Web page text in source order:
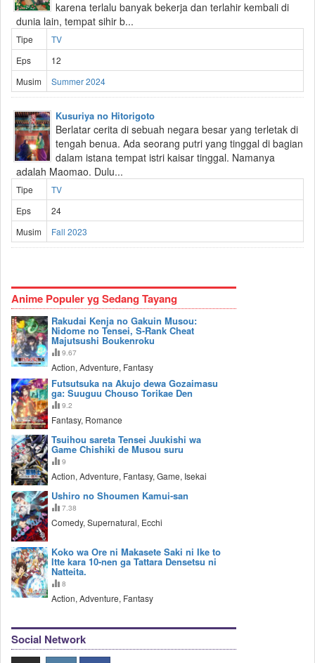
karena terlalu banyak bekerja dan terlahir kembali di
dunia lain, tempat sihir b...
Tipe
TV
Eps
12
Musim
Summer 2024
Kusuriya no Hitorigoto
Berlatar cerita di sebuah negara besar yang terletak di
tengah benua. Ada seorang putri yang tinggal di bagian
dalam istana tempat istri kaisar tinggal. Namanya
adalah Maomao. Dulu...
Tipe
TV
Eps
24
Musim
Fall 2023
Anime Populer yg Sedang Tayang
Rakudai Kenja no Gakuin Musou:
Nidome no Tensei, S-Rank Cheat
Majutsushi Boukenroku
9.67
Action, Adventure, Fantasy
Futsutsuka na Akujo dewa Gozaimasu
ga: Suuguu Chouso Torikae Den
9.2
Fantasy, Romance
Tsuihou sareta Tensei Juukishi wa
Game Chishiki de Musou suru
9
Action, Adventure, Fantasy, Game, Isekai
Ushiro no Shoumen Kamui-san
7.38
Comedy, Supernatural, Ecchi
Koko wa Ore ni Makasete Saki ni Ike to
Itte kara 10-nen ga Tattara Densetsu ni
Natteita.
8
Action, Adventure, Fantasy
Social Network